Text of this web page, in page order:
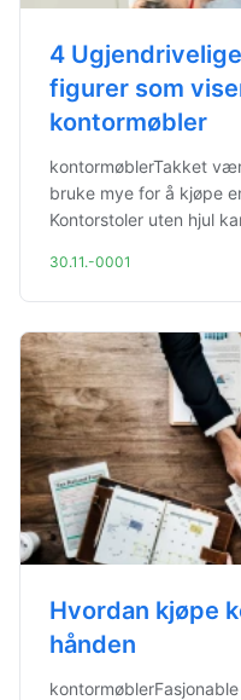
4
figurer som
kontormøbler
kontormøblerTakket
bruke mye for å kjøpe
Kontorstoler uten hjul
30.11.-0001
Hvordan kjøpe
hånden